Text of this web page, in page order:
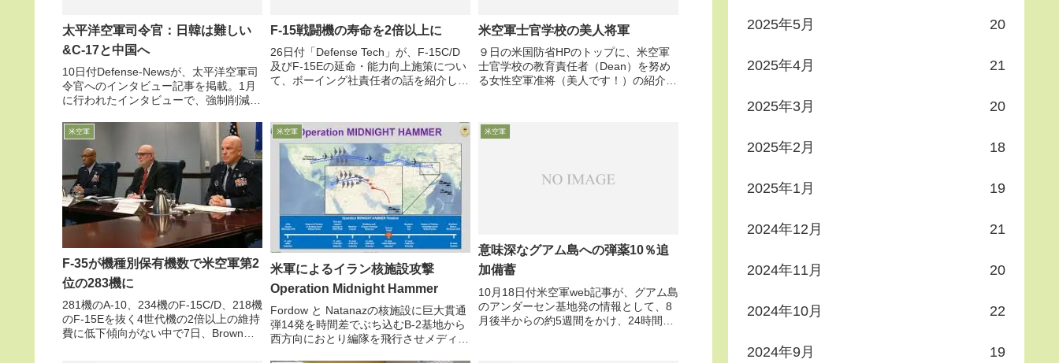
太平洋空軍司令官：日韓は難しい
&C-17と中国へ
10日付Defense-Newsが、太平洋空軍司
令官へのインタビュー記事を掲載。1月
に行われたインタビューで、強制削減の
韓関係が厄介なこと、中国関係への取り
組み等について語っています
F-15戦闘機の寿命を2倍以上に
26日付「Defense Tech」が、F-15C/D
及びF-15Eの延命・能力向上施策につい
て、ボーイング社責任者の話を紹介して
F-15でも検討されているようです
米空軍士官学校の美人将軍
９日の米国防省HPのトップに、米空軍
士官学校の教育責任者（Dean）を努め
る女性空軍准将（美人です！）の紹介が
米空軍
F-35が機種別保有機数で米空軍第2
位の283機に
281機のA-10、234機のF-15C/D、218機
のF-15Eを抜く4世代機の2倍以上の維持
費に低下傾向がない中で7日、Brown米
米空軍
米軍によるイラン核施設攻撃
Operation Midnight Hammer
Fordow と Natanazの核施設に巨大貫通
弾14発を時間差でぶち込むB-2基地から
西方向におとり編隊を飛行させメディア
米空軍
意味深なグアム島への弾薬10％追
加備蓄
10月18日付米空軍web記事が、グアム島
のアンダーセン基地発の情報として、8
月後半からの約5週間をかけ、24時間体
2025年5月 20
2025年4月 21
2025年3月 20
2025年2月 18
2025年1月 19
2024年12月 21
2024年11月 20
2024年10月 22
2024年9月 19